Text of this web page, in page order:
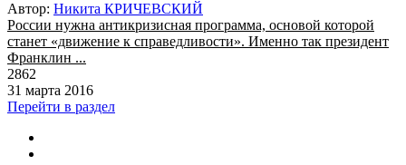
Автор: Никита КРИЧЕВСКИЙ
России нужна антикризисная программа, основой которой
станет «движение к справедливости». Именно так президент
Франклин ...
2862
31 марта 2016
Перейти в раздел